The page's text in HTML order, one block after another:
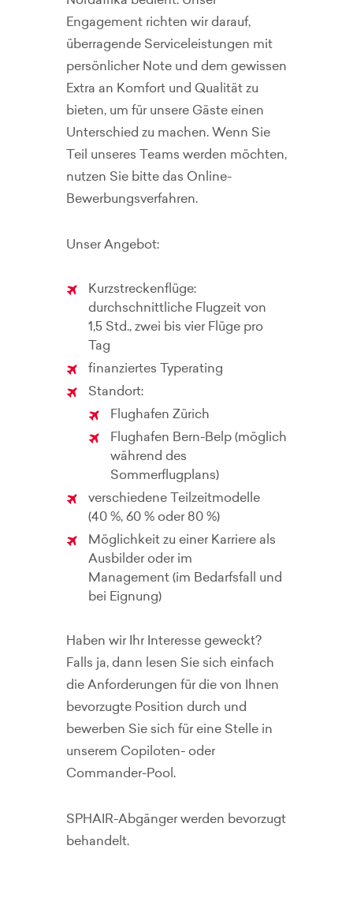
Engagement richten wir darauf,
überragende Serviceleistungen mit
persönlicher Note und dem gewissen
Extra an Komfort und Qualität zu
bieten, um für unsere Gäste einen
Unterschied zu machen. Wenn Sie
Teil unseres Teams werden möchten,
nutzen Sie bitte das Online-
Bewerbungsverfahren.
Unser Angebot:
Kurzstreckenflüge:
durchschnittliche Flugzeit von
1,5 Std., zwei bis vier Flüge pro
Tag
finanziertes Typerating
Standort:
Flughafen Zürich
Flughafen Bern-Belp (möglich
während des
Sommerflugplans)
verschiedene Teilzeitmodelle
(40 %, 60 % oder 80 %)
Möglichkeit zu einer Karriere als
Ausbilder oder im
Management (im Bedarfsfall und
bei Eignung)
Haben wir Ihr Interesse geweckt?
Falls ja, dann lesen Sie sich einfach
die Anforderungen für die von Ihnen
bevorzugte Position durch und
bewerben Sie sich für eine Stelle in
unserem Copiloten- oder
Commander-Pool.
SPHAIR-Abgänger werden bevorzugt
behandelt.